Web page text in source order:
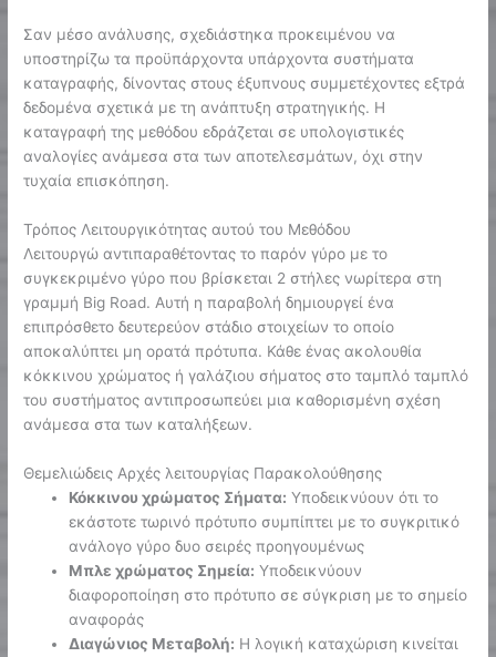
Σαν μέσο ανάλυσης, σχεδιάστηκα προκειμένου να
υποστηρίζω τα προϋπάρχοντα υπάρχοντα συστήματα
καταγραφής, δίνοντας στους έξυπνους συμμετέχοντες εξτρά
δεδομένα σχετικά με τη ανάπτυξη στρατηγικής. Η
καταγραφή της μεθόδου εδράζεται σε υπολογιστικές
αναλογίες ανάμεσα στα των αποτελεσμάτων, όχι στην
τυχαία επισκόπηση.
Τρόπος Λειτουργικότητας αυτού του Μεθόδου
Λειτουργώ αντιπαραθέτοντας το παρόν γύρο με το
συγκεκριμένο γύρο που βρίσκεται 2 στήλες νωρίτερα στη
γραμμή Big Road. Αυτή η παραβολή δημιουργεί ένα
επιπρόσθετο δευτερεύον στάδιο στοιχείων το οποίο
αποκαλύπτει μη ορατά πρότυπα. Κάθε ένας ακολουθία
κόκκινου χρώματος ή γαλάζιου σήματος στο ταμπλό ταμπλό
του συστήματος αντιπροσωπεύει μια καθορισμένη σχέση
ανάμεσα στα των καταλήξεων.
Θεμελιώδεις Αρχές λειτουργίας Παρακολούθησης
Κόκκινου χρώματος Σήματα: Υποδεικνύουν ότι το
εκάστοτε τωρινό πρότυπο συμπίπτει με το συγκριτικό
ανάλογο γύρο δυο σειρές προηγουμένως
Μπλε χρώματος Σημεία: Υποδεικνύουν
διαφοροποίηση στο πρότυπο σε σύγκριση με το σημείο
αναφοράς
Διαγώνιος Μεταβολή: Η λογική καταχώριση κινείται